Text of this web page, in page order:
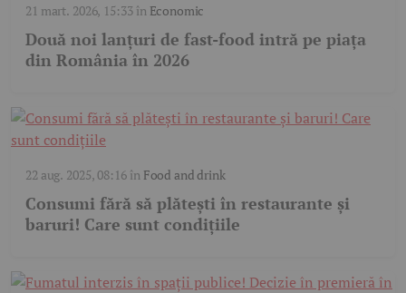
21 mart. 2026, 15:33în Economic
Două noi lanțuri de fast-food intră pe piața
din România în 2026
22 aug. 2025, 08:16în Food and drink
Consumi fără să plătești în restaurante și
baruri! Care sunt condițiile